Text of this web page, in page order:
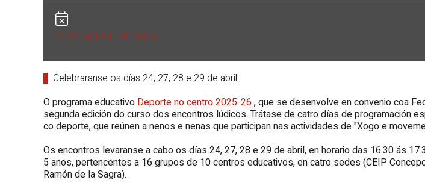
17 DE ABRIL DE 2026
Celebraranse os días 24, 27, 28 e 29 de abril
O programa educativo Deporte no centro 2025-26 , que se desenvolve en convenio coa
segunda edición do curso dos encontros lúdicos. Trátase de catro días de programación
co deporte, que reúnen a nenos e nenas que participan nas actividades de "Xogo e
Os encontros levaranse a cabo os días 24, 27, 28 e 29 de abril, en horario das 16.30 ás
5 anos, pertencentes a 16 grupos de 10 centros educativos, en catro sedes (CEIP
Ramón de la Sagra).